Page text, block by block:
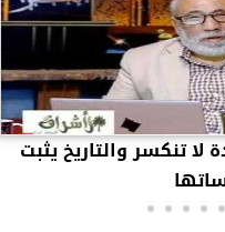
تنكسر والتاريخ يثبت